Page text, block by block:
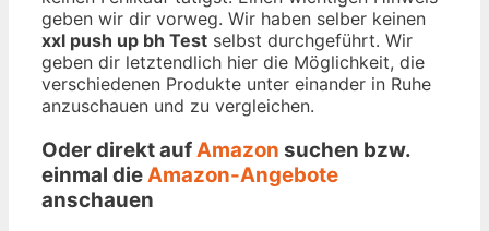
geben wir dir vorweg. Wir haben selber keinen
xxl push up bh Test selbst durchgeführt. Wir
geben dir letztendlich hier die Möglichkeit, die
verschiedenen Produkte unter einander in Ruhe
anzuschauen und zu vergleichen.
Oder direkt aufAmazon suchen bzw.
einmal dieAmazon-Angebote
anschauen